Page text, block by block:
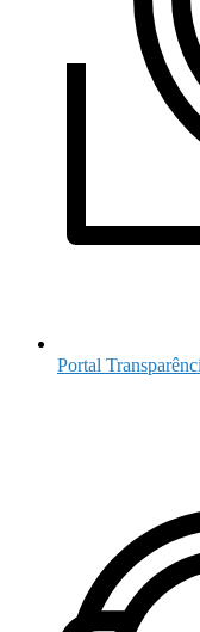
Portal